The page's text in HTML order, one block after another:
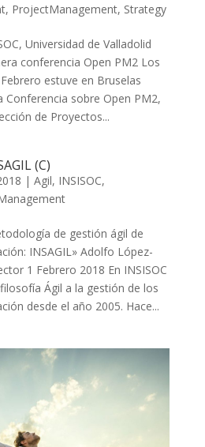
, ProjectManagement, Strategy
Universidad de Valladolid
conferencia Open PM2 Los
estuve en Bruselas
Conferencia sobre Open PM2,
de Proyectos...
(C)
| Agil, INSISOC,
de gestión ágil de
INSAGIL» Adolfo López-
1 Febrero 2018 En INSISOC
Ágil a la gestión de los
desde el año 2005. Hace...